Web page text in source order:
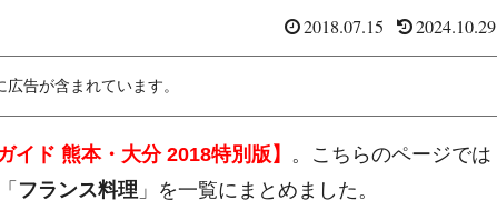
2018.07.15 2024.10.29
広告が含まれています。
イド 熊本・大分 2018特別版】 。こちらのページでは
フランス料理 」を一覧にまとめました。